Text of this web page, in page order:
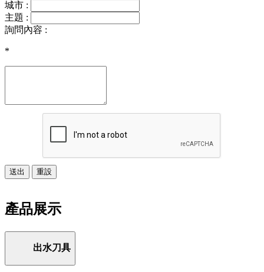
城市 :
主題 :
詢問內容 :
*
送出 重設
產品展示
出水刀具